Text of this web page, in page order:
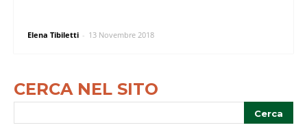
Elena Tibiletti - 13 Novembre 2018
CERCA NEL SITO